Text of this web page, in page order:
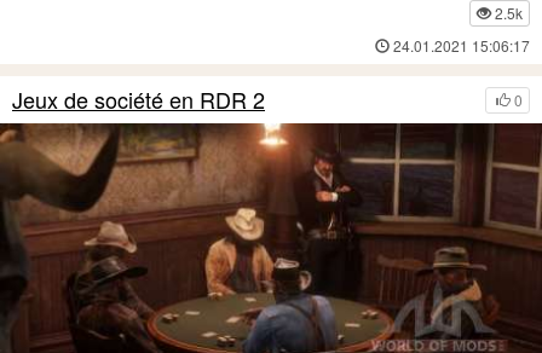
2.5k
24.01.2021 15:06:17
0
Jeux de société en RDR 2